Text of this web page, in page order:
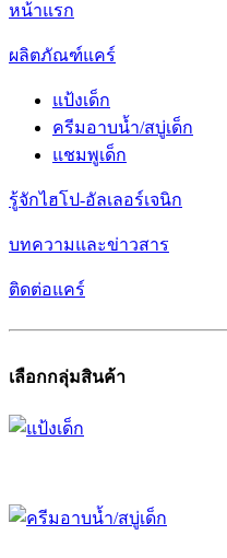
หน้าแรก
ผลิตภัณฑ์แคร์
แป้งเด็ก
ครีมอาบน้ำ/สบู่เด็ก
แชมพูเด็ก
รู้จักไฮโป-อัลเลอร์เจนิก
บทความและข่าวสาร
ติดต่อแคร์
เลือกกลุ่มสินค้า